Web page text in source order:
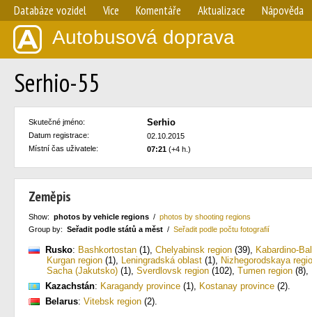
Databáze vozidel Více Komentáře Aktualizace Nápověda
Autobusová doprava
Serhio-55
Skutečné jméno: Serhio
Datum registrace:
02.10.2015
Místní čas uživatele:
07:21 (+4 h.)
Zeměpis
Show: photos by vehicle regions / photos by shooting regions
Group by: Seřadit podle států a měst / Seřadit podle počtu fotografií
Rusko: Bashkortostan (1), Chelyabinsk region (39), Kabardino-
Kurgan region (1), Leningradská oblast (1), Nizhegorodskaya
Sacha (Jakutsko) (1), Sverdlovsk region (102), Tumen region (8),
Kazachstán: Karagandy province (1), Kostanay province (2).
Belarus: Vitebsk region (2).